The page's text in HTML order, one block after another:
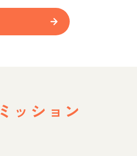
ミッション